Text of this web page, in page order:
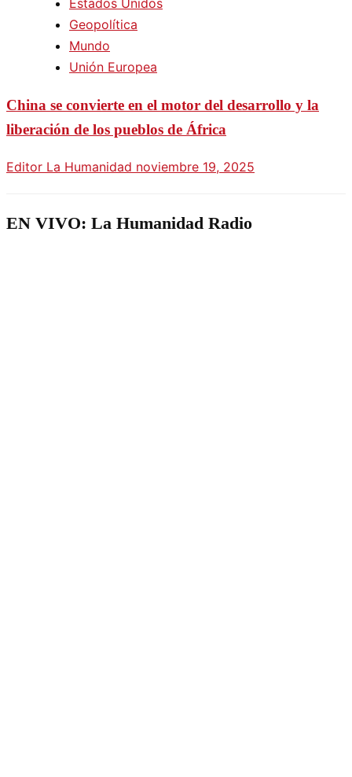
Estados Unidos
Geopolítica
Mundo
Unión Europea
China se convierte en el motor del desarrollo y la
liberación de los pueblos de África
Editor La Humanidad noviembre 19, 2025
EN VIVO: La Humanidad Radio